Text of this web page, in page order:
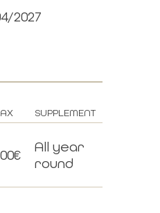
2027
SUPPLEMENT
All year
round